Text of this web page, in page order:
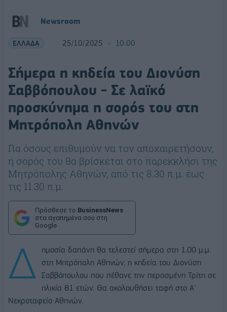
Newsroom
ΕΛΛΑΔΑ 25/10/2025 10:00
Σήμερα η κηδεία του Διονύση
Σαββόπουλου - Σε λαϊκό
προσκύνημα η σορός του στη
Μητρόπολη Αθηνών
Για όσους επιθυμούν να τον αποχαιρετήσουν,
η σορός του θα βρίσκεται στο παρεκκλήσι της
Μητρόπολης Αθηνών, από τις 8.30 π.μ. έως
τις 11.30 π.μ.
Πρόσθεσε το BusinessNews
στα αγαπημένα σου στη
Google
Δ
ημοσία δαπάνη θα τελεστεί σήμερα στη 1.00 μ.μ.
στη Μητρόπολη Αθηνών, η κηδεία του Διονύση
Σαββόπουλου που πέθανε την περασμένη Τρίτη σε
ηλικία 81 ετών. Θα ακολουθήσει ταφή στο Α'
Νεκροταφείο Αθηνών.